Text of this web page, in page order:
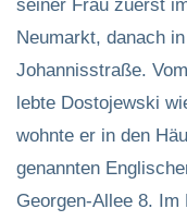
seiner Frau zuerst
Neumarkt, danach
Johannisstraße.
lebte Dostojewski
wohnte er in den
genannten
Georgen-Allee 8.